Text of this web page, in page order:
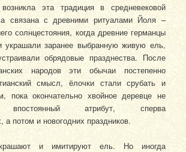
эта традиция в средневековой
связана с древними ритуалами Йоля –
солнцестояния, когда древние германцы
заранее выбранную живую ель,
обрядовые празднества. После
народов эти обычаи постепенно
смысл, ёлочки стали срубать и
пока окончательно хвойное деревце не
впостоянный атрибут, сперва
а потом и новогодних праздников.
и имитируют ель. Но иногда